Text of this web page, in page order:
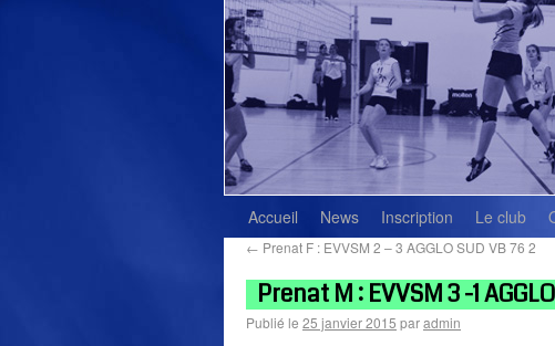
Accueil News Inscription Le club
← Prenat F : EVVSM 2 – 3 AGGLO SUD VB 76 2
Prenat M : EVVSM 3 -1
Publié le 25 janvier 2015 paradmin